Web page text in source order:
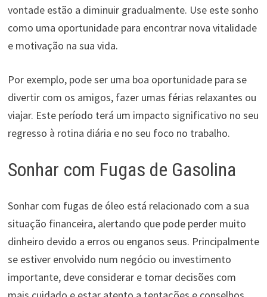
vontade estão a diminuir gradualmente. Use este sonho
como uma oportunidade para encontrar nova vitalidade
e motivação na sua vida.
Por exemplo, pode ser uma boa oportunidade para se
divertir com os amigos, fazer umas férias relaxantes ou
viajar. Este período terá um impacto significativo no seu
regresso à rotina diária e no seu foco no trabalho.
Sonhar com Fugas de Gasolina
Sonhar com fugas de óleo está relacionado com a sua
situação financeira, alertando que pode perder muito
dinheiro devido a erros ou enganos seus. Principalmente
se estiver envolvido num negócio ou investimento
importante, deve considerar e tomar decisões com